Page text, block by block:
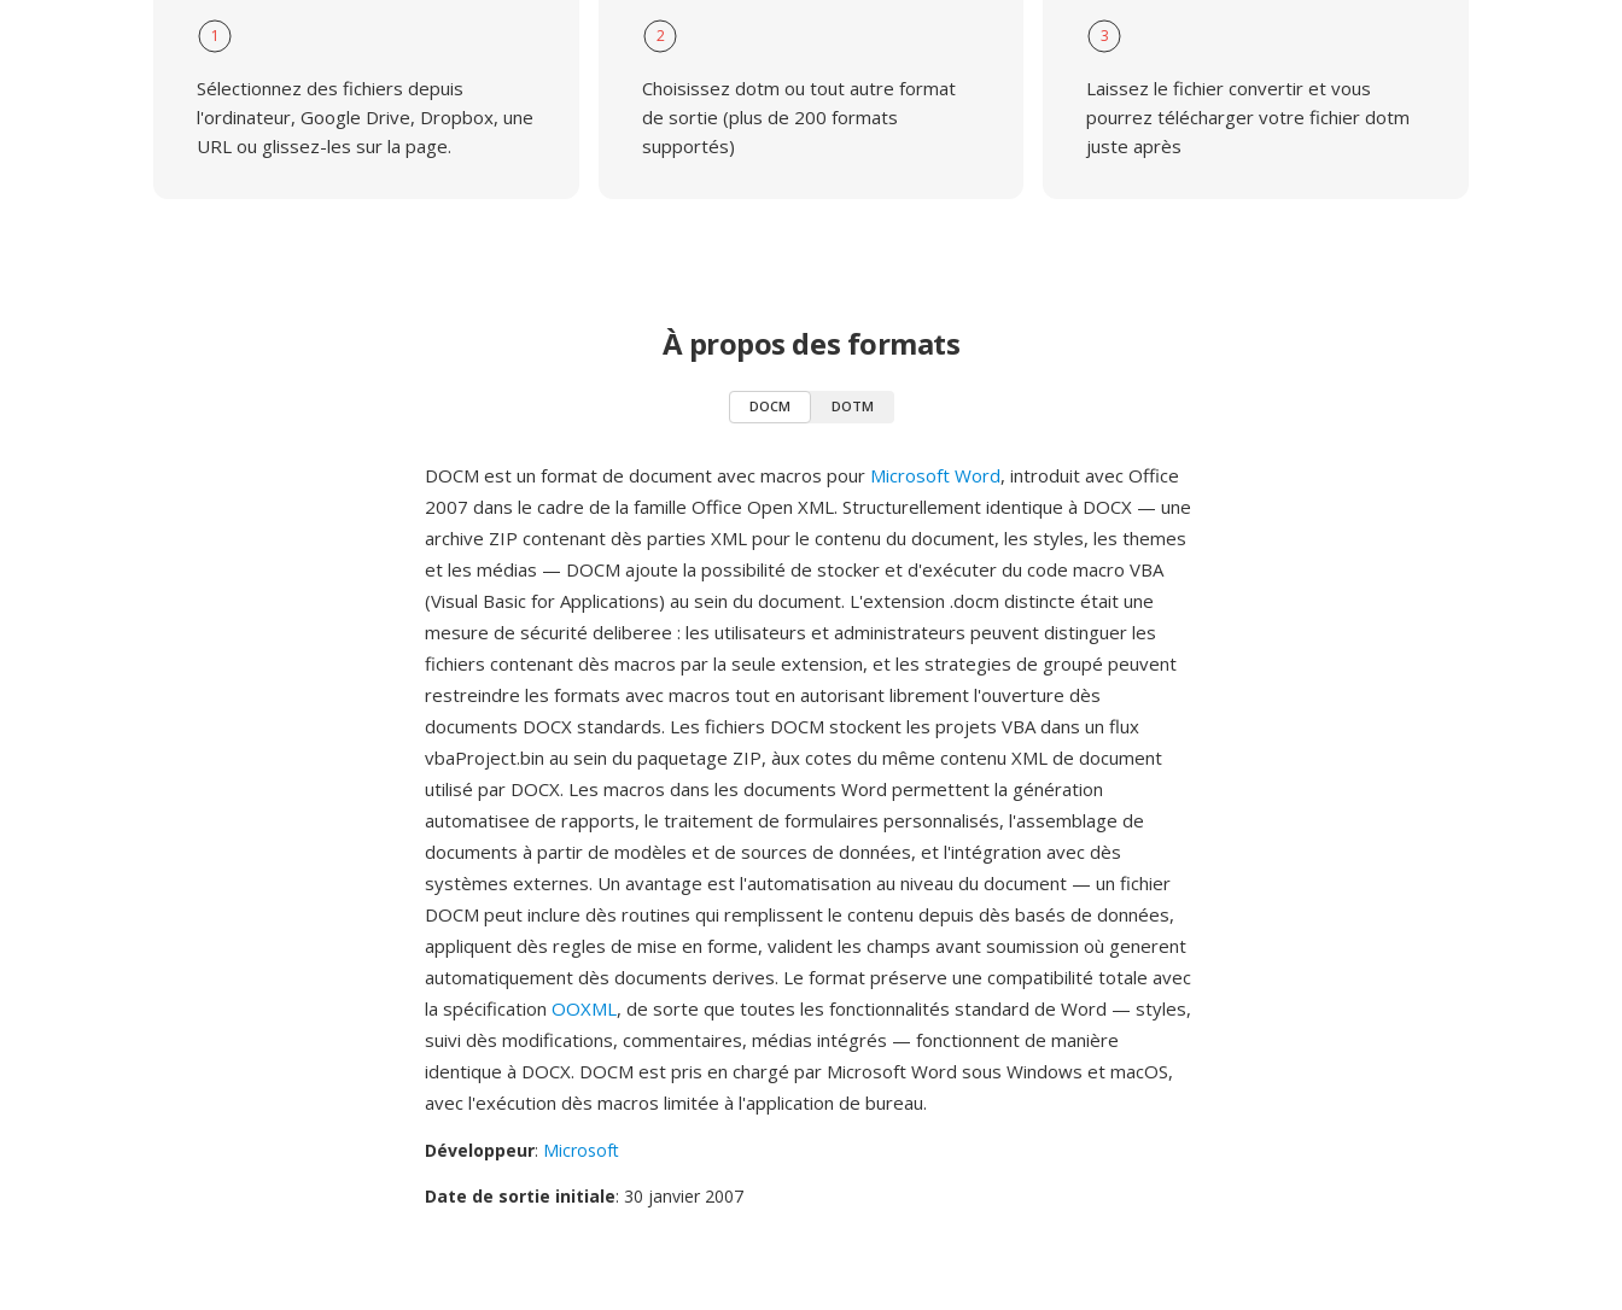
1
Sélectionnez des fichiers depuis
l'ordinateur, Google Drive, Dropbox, une
URL ou glissez-les sur la page.
2
Choisissez dotm ou tout autre format
de sortie (plus de 200 formats
supportés)
3
Laissez le fichier convertir et vous
pourrez télécharger votre fichier dotm
juste après
À propos des formats
DOCM DOTM
DOCM est un format de document avec macros pour Microsoft Word, introduit avec Office
2007 dans le cadre de la famille Office Open XML. Structurellement identique à DOCX — une
archive ZIP contenant dès parties XML pour le contenu du document, les styles, les themes
et les médias — DOCM ajoute la possibilité de stocker et d'exécuter du code macro VBA
(Visual Basic for Applications) au sein du document. L'extension .docm distincte était une
mesure de sécurité deliberee : les utilisateurs et administrateurs peuvent distinguer les
fichiers contenant dès macros par la seule extension, et les strategies de groupé peuvent
restreindre les formats avec macros tout en autorisant librement l'ouverture dès
documents DOCX standards. Les fichiers DOCM stockent les projets VBA dans un flux
vbaProject.bin au sein du paquetage ZIP, àux cotes du même contenu XML de document
utilisé par DOCX. Les macros dans les documents Word permettent la génération
automatisee de rapports, le traitement de formulaires personnalisés, l'assemblage de
documents à partir de modèles et de sources de données, et l'intégration avec dès
systèmes externes. Un avantage est l'automatisation au niveau du document — un fichier
DOCM peut inclure dès routines qui remplissent le contenu depuis dès basés de données,
appliquent dès regles de mise en forme, valident les champs avant soumission où generent
automatiquement dès documents derives. Le format préserve une compatibilité totale avec
la spécification OOXML, de sorte que toutes les fonctionnalités standard de Word — styles,
suivi dès modifications, commentaires, médias intégrés — fonctionnent de manière
identique à DOCX. DOCM est pris en chargé par Microsoft Word sous Windows et macOS,
avec l'exécution dès macros limitée à l'application de bureau.
Développeur: Microsoft
Date de sortie initiale: 30 janvier 2007